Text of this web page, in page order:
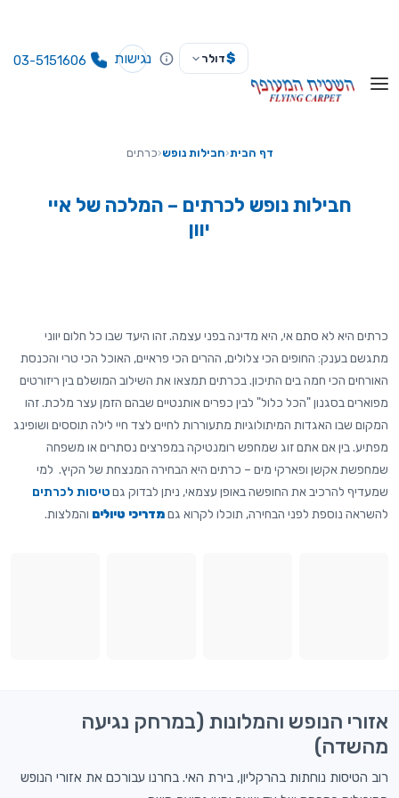
$דולר נגישות 03-5151606
דף הבית‹חבילות נופש‹כרתים
חבילות נופש לכרתים – המלכה של איי
יוון
כרתים היא לא סתם אי, היא מדינה בפני עצמה. זהו היעד שבו כל חלום יווני
מתגשם בענק: החופים הכי צלולים, ההרים הכי פראיים, האוכל הכי טרי והכנסת
האורחים הכי חמה בים התיכון. בכרתים תמצאו את השילוב המושלם בין ריזורטים
מפוארים בסגנון "הכל כלול" לבין כפרים אותנטיים שבהם הזמן עצר מלכת. זהו
המקום שבו האגדות המיתולוגיות מתעוררות לחיים לצד חיי לילה תוססים ושופינג
מפתיע. בין אם אתם זוג שמחפש רומנטיקה במפרצים נסתרים או משפחה
שמחפשת אקשן ופארקי מים – כרתים היא הבחירה המנצחת של הקיץ. למי
שמעדיף להרכיב את החופשה באופן עצמאי, ניתן לבדוק גםטיסות לכרתים
להשראה נוספת לפני הבחירה, תוכלו לקרוא גםמדריכי טיולים והמלצות.
אזורי הנופש והמלונות (במרחק נגיעה
מהשדה)
רוב הטיסות נוחתות בהרקליון, בירת האי. בחרנו עבורכם את אזורי הנופש